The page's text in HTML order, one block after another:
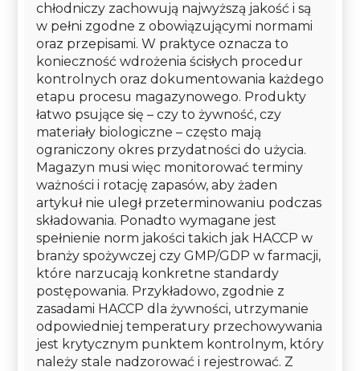
chłodniczy zachowują najwyższą jakość i są
w pełni zgodne z obowiązującymi normami
oraz przepisami. W praktyce oznacza to
konieczność wdrożenia ścisłych procedur
kontrolnych oraz dokumentowania każdego
etapu procesu magazynowego. Produkty
łatwo psujące się – czy to żywność, czy
materiały biologiczne – często mają
ograniczony okres przydatności do użycia.
Magazyn musi więc monitorować terminy
ważności i rotację zapasów, aby żaden
artykuł nie uległ przeterminowaniu podczas
składowania. Ponadto wymagane jest
spełnienie norm jakości takich jak HACCP w
branży spożywczej czy GMP/GDP w farmacji,
które narzucają konkretne standardy
postępowania. Przykładowo, zgodnie z
zasadami HACCP dla żywności, utrzymanie
odpowiedniej temperatury przechowywania
jest krytycznym punktem kontrolnym, który
należy stale nadzorować i rejestrować. Z